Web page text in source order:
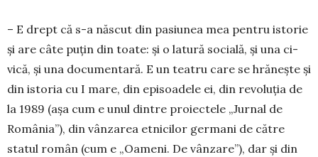
– E drept că s-a născut din pasiu­nea mea pentru istorie
și are câte puțin din toate: și o latură socială, și una ci­
vică, și una do­cumentară. E un teatru care se hră­neș­te și
din istoria cu I mare, din episoa­dele ei, din revoluția de
la 1989 (așa cum e unul dintre proiectele „Jurnal de
România”), din vânzarea etnicilor ger­mani de către
statul român (cum e „Oa­meni. De vân­zare”), dar și din